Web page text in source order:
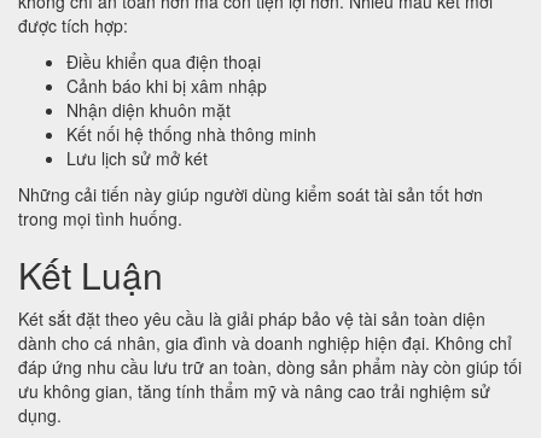
được tích hợp:
Điều khiển qua điện thoại
Cảnh báo khi bị xâm nhập
Nhận diện khuôn mặt
Kết nối hệ thống nhà thông minh
Lưu lịch sử mở két
Những cải tiến này giúp người dùng kiểm soát tài sản tốt hơn
trong mọi tình huống.
Kết Luận
Két sắt đặt theo yêu cầu là giải pháp bảo vệ tài sản toàn diện
dành cho cá nhân, gia đình và doanh nghiệp hiện đại. Không chỉ
đáp ứng nhu cầu lưu trữ an toàn, dòng sản phẩm này còn giúp tối
ưu không gian, tăng tính thẩm mỹ và nâng cao trải nghiệm sử
dụng.